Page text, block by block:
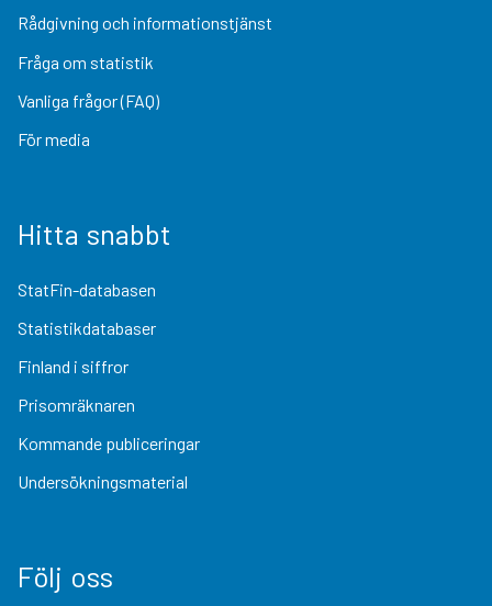
Rådgivning och informationstjänst
Fråga om statistik
Vanliga frågor (FAQ)
För media
Hitta snabbt
StatFin-databasen
Statistikdatabaser
Finland i siffror
Prisomräknaren
Kommande publiceringar
Undersökningsmaterial
Följ oss